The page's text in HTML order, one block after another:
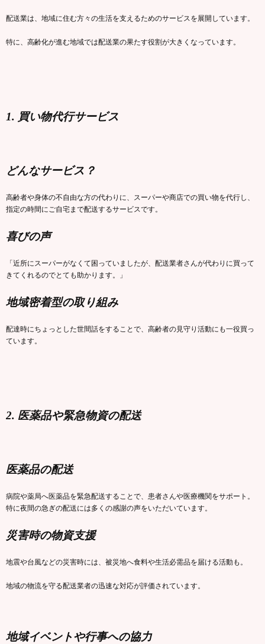
配送業は、地域に住む方々の生活を支えるためのサービスを展開しています。
特に、高齢化が進む地域では配送業の果たす役割が大きくなっています。
1. 買い物代行サービス
どんなサービス？
高齢者や身体の不自由な方の代わりに、スーパーや商店での買い物を代行し、
指定の時間にご自宅まで配送するサービスです。
喜びの声
「近所にスーパーがなくて困っていましたが、配送業者さんが代わりに買って
きてくれるのでとても助かります。」
地域密着型の取り組み
配達時にちょっとした世間話をすることで、高齢者の見守り活動にも一役買っ
ています。
2. 医薬品や緊急物資の配送
医薬品の配送
病院や薬局へ医薬品を緊急配送することで、患者さんや医療機関をサポート。
特に夜間の急ぎの配送には多くの感謝の声をいただいています。
災害時の物資支援
地震や台風などの災害時には、被災地へ食料や生活必需品を届ける活動も。
地域の物流を守る配送業者の迅速な対応が評価されています。
地域イベントや行事への協力